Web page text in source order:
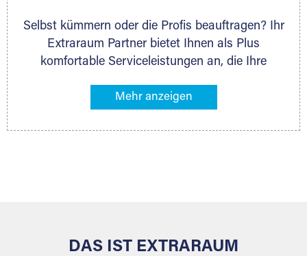
Selbst kümmern oder die Profis beauftragen? Ihr
Extraraum Partner bietet Ihnen als Plus
komfortable Serviceleistungen an, die Ihre
gehören z. B. Verpackungsservice, Lieferung von
Ihr Lagergut wird bei Ihrem Extraraum Partner
DAS IST EXTRARAUM